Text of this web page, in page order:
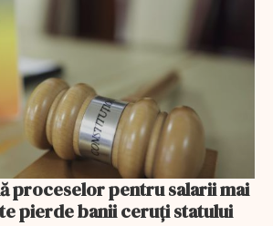
proceselor pentru salarii mai
pierde banii ceruți statului